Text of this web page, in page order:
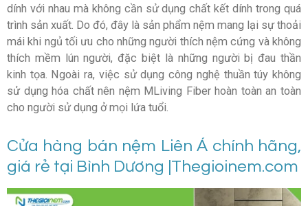
dính với nhau mà không cần sử dụng chất kết dính trong quá
trình sản xuất. Do đó, đây là sản phẩm nệm mang lại sự thoải
mái khi ngủ tối ưu cho những người thích nệm cứng và không
thích mềm lún người, đặc biệt là những người bị đau thần
kinh tọa. Ngoài ra, việc sử dụng công nghệ thuần túy không
sử dụng hóa chất nên nệm MLiving Fiber hoàn toàn an toàn
cho người sử dụng ở mọi lứa tuổi.
Cửa hàng bán nệm Liên Á chính hãng,
giá rẻ tại Bình Dương |Thegioinem.com